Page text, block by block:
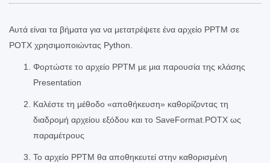
Αυτά είναι τα βήματα για να μετατρέψετε ένα αρχείο PPTM σε
POTX χρησιμοποιώντας Python.
Φορτώστε το αρχείο PPTM με μια παρουσία της κλάσης
Presentation
Καλέστε τη μέθοδο «αποθήκευση» καθορίζοντας τη
διαδρομή αρχείου εξόδου και το SaveFormat.POTX ως
παραμέτρους
Το αρχείο PPTM θα αποθηκευτεί στην καθορισμένη